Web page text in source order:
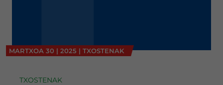
MARTXOA 30 | 2025 | TXOSTENAK
TXOSTENAK